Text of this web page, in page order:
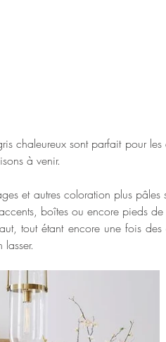
chaleureux sont parfait pour les
à venir.
et autres coloration plus
boîtes ou encore pieds
tout étant encore une fois des